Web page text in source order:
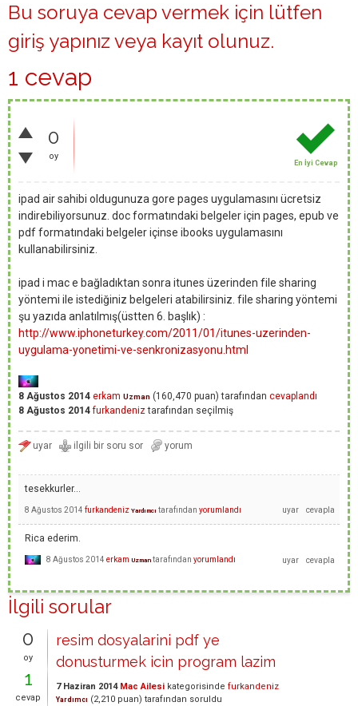
Bu soruya cevap vermek için lütfen
giriş yapınız veya kayıt olunuz.
1 cevap
0
oy
En İyi Cevap
ipad air sahibi oldugunuza gore pages uygulamasını ücretsiz
indirebiliyorsunuz. doc formatındaki belgeler için pages, epub ve
pdf formatındaki belgeler içinse ibooks uygulamasını
kullanabilirsiniz.
ipad i mac e bağladıktan sonra itunes üzerinden file sharing
yöntemi ile istediğiniz belgeleri atabilirsiniz. file sharing yöntemi
şu yazıda anlatılmış(üstten 6. başlık) :
http://www.iphoneturkey.com/2011/01/itunes-uzerinden-
uygulama-yonetimi-ve-senkronizasyonu.html
8 Ağustos 2014 erkam Uzman (160,470 puan) tarafından cevaplandı
8 Ağustos 2014 furkandeniz tarafından seçilmiş
tesekkurler...
8 Ağustos 2014 furkandeniz Yardımcı tarafından yorumlandı
Rica ederim.
8 Ağustos 2014 erkam Uzman tarafından yorumlandı
İlgili sorular
0
oy
1
cevap
resim dosyalarini pdf ye
donusturmek icin program lazim
7 Haziran 2014 Mac Ailesi kategorisinde furkandeniz
Yardımcı (2,210 puan) tarafından soruldu